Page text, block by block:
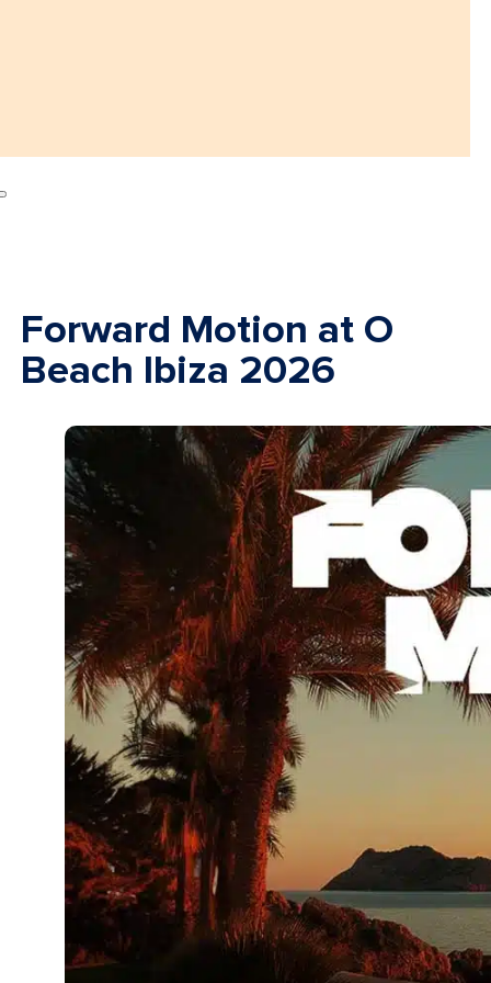
Forward Motion at O
Beach Ibiza 2026